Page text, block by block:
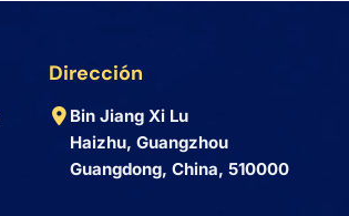
Dirección
Bin Jiang Xi Lu
Haizhu, Guangzhou
Guangdong, China, 510000